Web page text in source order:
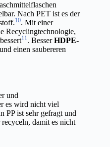
Nach PET ist es der
10. Mit einer
Recyclingtechnologie,
11. BesserHDPE-
einen saubereren
und
es wird nicht viel
PP ist sehr gefragt und
recyceln, damit es nicht